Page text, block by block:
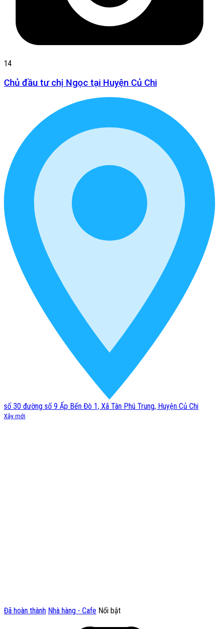
14
Chủ đầu tư chị Ngọc tại Huyện Củ Chi
số 30 đường số 9 Ấp Bến Đò 1, Xã Tân Phú Trung, Huyện Củ Chi
Xây mới
Đã hoàn thành Nhà hàng - Cafe Nổi bật